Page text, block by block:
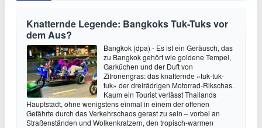
Knatternde Legende: Bangkoks Tuk-Tuks vor
dem Aus?
Bangkok (dpa) - Es ist ein Geräusch, das
zu Bangkok gehört wie goldene Tempel,
Garküchen und der Duft von
Zitronengras: das knatternde «tuk-tuk-
tuk» der dreirädrigen Motorrad-Rikschas.
Kaum ein Tourist verlässt Thailands
Hauptstadt, ohne wenigstens einmal in einem der offenen
Gefährte durch das Verkehrschaos gerast zu sein – vorbei an
Straßenständen und Wolkenkratzern, den tropisch-warmen